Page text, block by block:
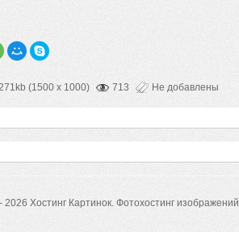
(1500 x 1000) 713 Не добавлены
2026 Хостинг Картинок. Фотохостинг изображений